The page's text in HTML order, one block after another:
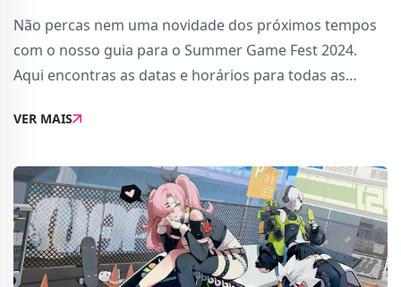
Não percas nem uma novidade dos próximos tempos
com o nosso guia para o Summer Game Fest 2024.
Aqui encontras as datas e horários para todas as
Junho deste ano, com destaque especial para a Summe
VER MAIS